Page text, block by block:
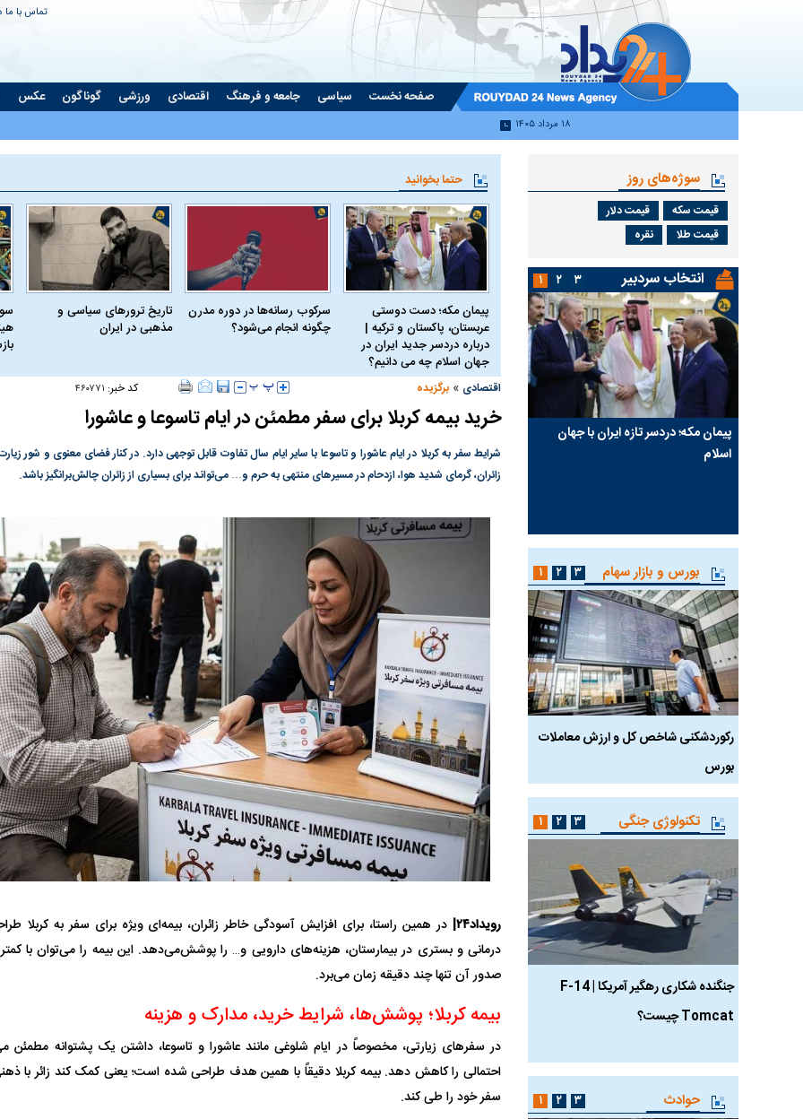
تماس با ما
صفحه نخست سیاسی جامعه و فرهنگ اقتصادی ورزشی گوناگون عکس
۱۸ مرداد ۱۴۰۵
حتما بخوانید
پیمان مکه؛ دست دوستی
عربستان، پاکستان و ترکیه |
درباره دردسر جدید ایران در
جهان اسلام چه می دانیم؟
سرکوب رسانه‌ها در دوره مدرن
چگونه انجام می‌شود؟
تاریخ ترورهای سیاسی و
مذهبی در ایران
اقتصادی » برگزیده کد خبر: ۴۶۰۷۷۱
خرید بیمه کربلا برای سفر مطمئن در ایام تاسوعا و عاشورا
شرایط سفر به کربلا در ایام عاشورا و تاسوعا با سایر ایام سال تفاوت قابل توجهی دارد. در کنار فضای معنوی و شور
زائران، گرمای شدید هوا، ازدحام در مسیر‌های منتهی به حرم و… می‌تواند برای بسیاری از زائران چالش‌برانگیز باشد.
رویداد۲۴|
در همین راستا، برای افزایش آسودگی خاطر زائران، بیمه‌ای ویژه برای سفر به
صدور آن تنها چند دقیقه زمان می‌برد.
بیمه کربلا؛ پوشش‌ها، شرایط خرید، مدارک و هزینه
در سفرهای زیارتی، مخصوصاً در ایام شلوغی مانند عاشورا و تاسوعا، داشتن یک پشتوانه مطمئن
احتمالی را کاهش دهد. بیمه کربلا دقیقاً با همین هدف طراحی شده است؛ یعنی کمک کند زائر با
سفر خود را طی کند.
سوژه‌های روز
قیمت سکه
قیمت دلار
قیمت طلا
نقره
انتخاب سردبیر
پیمان مکه؛ دردسر تازه ایران با جهان
اسلام
کنوانسیون خزر؛ ترکمانچای جدید یا پایان
یک سوءتفاهم تاریخی؟
در وزارت نفت «رهاشدگی» و فقدان
پاسخگویی احساس می‌شود | فروشنده
نفت وزیر است و تراستی‌هایی که پول به
رصد شوند
اسلام
۱ ۲ ۳
بورس و بازار سهام
رکوردشکنی شاخص کل و ارزش معاملات
بورس
رکوردشکنی تاریخی بورس؛ شاخص کل
وارد کانال ۵.۵ میلیون واحد شد
هجوم نقدینگی به بورس؛ شاخص کل و
هم‌وزن در قله تاریخی
رکوردشکنی
بورس
۱ ۲ ۳
تکنولوژی جنگی
جنگنده شکاری رهگیر آمریکا | F-14
Tomcat چیست؟
حدید ۱۱۰؛ نسخه سریع‌تر، پنهان‌کارتر و
مرگبارتر پهپادهای ایرانی | پهپاد انتحاری
جدید ایران چیست؟
۱ ۲ ۳
حوادث ۱ ۲ ۳